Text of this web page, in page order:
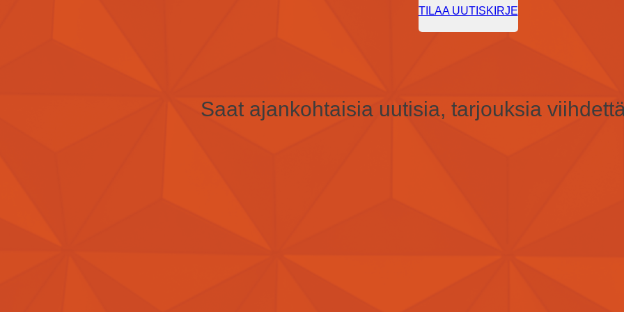
TILAA UUTISKIRJE
Saat ajankohtaisia uutisia, tarjouksia